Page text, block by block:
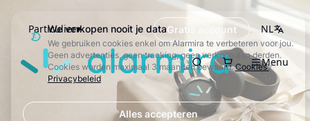
Particulier NL
Gratis account
Alarmira
Menu
Zoeken
We verkopen nooit je data
We gebruiken cookies enkel om Alarmira te verbeteren voor jou.
Geen advertenties, geen tracking, geen verkoop aan derden.
Cookies worden maximaal 3 maanden bewaard.Cookies/
Privacybeleid
Alles accepteren